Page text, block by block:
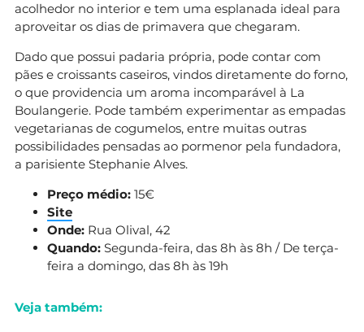
acolhedor no interior e tem uma esplanada ideal para
aproveitar os dias de primavera que chegaram.
Dado que possui padaria própria, pode contar com
pães e croissants caseiros, vindos diretamente do forno,
o que providencia um aroma incomparável à La
Boulangerie. Pode também experimentar as empadas
vegetarianas de cogumelos, entre muitas outras
possibilidades pensadas ao pormenor pela fundadora,
a parisiente Stephanie Alves.
Preço médio: 15€
Site
Onde: Rua Olival, 42
Quando: Segunda-feira, das 8h às 8h / De terça-
feira a domingo, das 8h às 19h
Veja também: